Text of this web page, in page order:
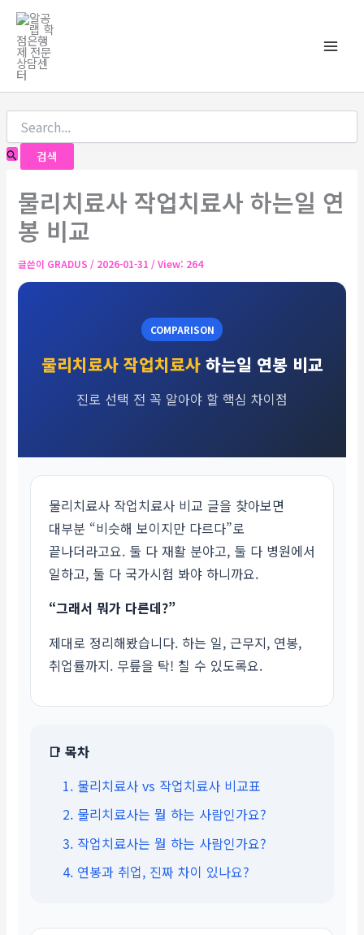
너
뛰
물리치료사 작업치료사 하는일 연
봉 비교
글쓴이 GRADUS / 2026-01-31 / View: 264
COMPARISON
물리치료사 작업치료사하는일 연봉 비교
진로 선택 전 꼭 알아야 할 핵심 차이점
물리치료사 작업치료사 비교 글을 찾아보면
대부분 “비슷해 보이지만 다르다”로
끝나더라고요. 둘 다 재활 분야고, 둘 다 병원에서
일하고, 둘 다 국가시험 봐야 하니까요.
“그래서 뭐가 다른데?”
제대로 정리해봤습니다. 하는 일, 근무지, 연봉,
취업률까지. 무릎을 탁! 칠 수 있도록요.
📑 목차
1. 물리치료사 vs 작업치료사 비교표
2. 물리치료사는 뭘 하는 사람인가요?
3. 작업치료사는 뭘 하는 사람인가요?
4. 연봉과 취업, 진짜 차이 있나요?